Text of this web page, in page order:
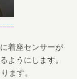
着座センサーが
ようにします。
ます。